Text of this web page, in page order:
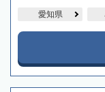
愛知県